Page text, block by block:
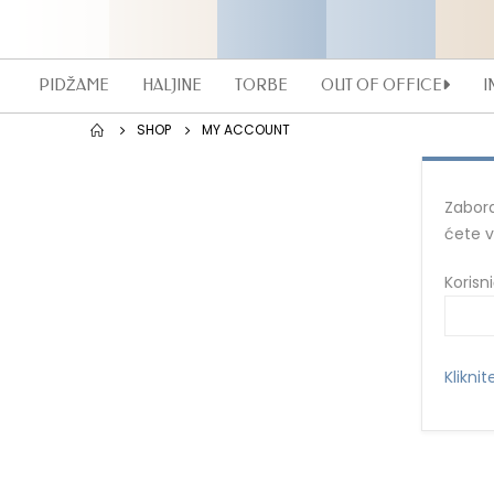
PIDŽAME HALJINE TORBE OUT OF OFFICE
SHOP MY ACCOUNT
ćete